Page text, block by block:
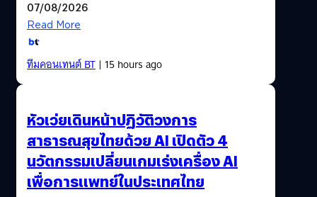
07/08/2026
Read More
ทีมคอนเทนต์ BT| 15 hours ago
หัวเว่ยเดินหน้าปฏิวัติวงการ
สาธารณสุขไทยด้วย AI เปิดตัว 4
นวัตกรรมเปลี่ยนเกมเร่งเครื่อง AI
เพื่อการแพทย์ในประเทศไทย